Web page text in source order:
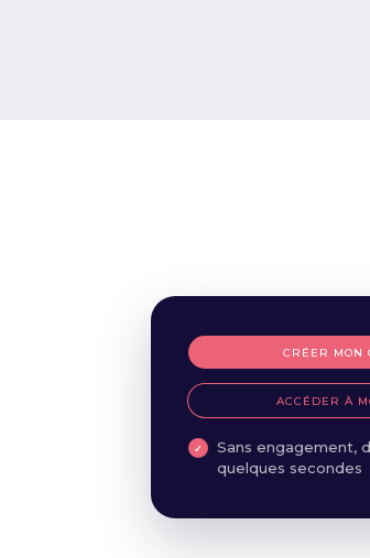
CRÉER MON
ACCÉDER À
Sans engagement,
quelques secondes